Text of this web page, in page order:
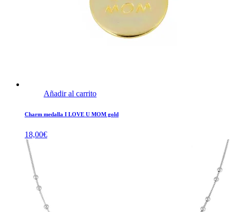
Añadir al carrito
Charm medalla I LOVE U MOM gold
18,00€